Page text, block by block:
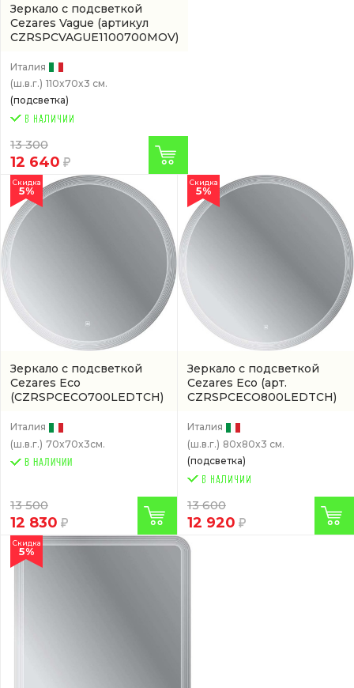
Зеркало с подсветкой
Cezares Vague (артикул
CZRSPCVAGUE1100700MOV)
Италия
(ш.в.г.) 110x70x3 см.
(подсветка)
13 300
12 640
Зеркало с подсветкой
Cezares Eco
(CZRSPCECO700LEDTCH)
Скидка
5%
Италия
(ш.в.г.) 70x70x3см.
В НАЛИЧИИ
13 500
12 830
Зеркало с подсветкой
Cezares Eco (арт.
CZRSPCECO800LEDTCH)
Скидка
5%
Италия
(ш.в.г.) 80x80x3 см.
(подсветка)
13 600
12 920
Скидка
5%